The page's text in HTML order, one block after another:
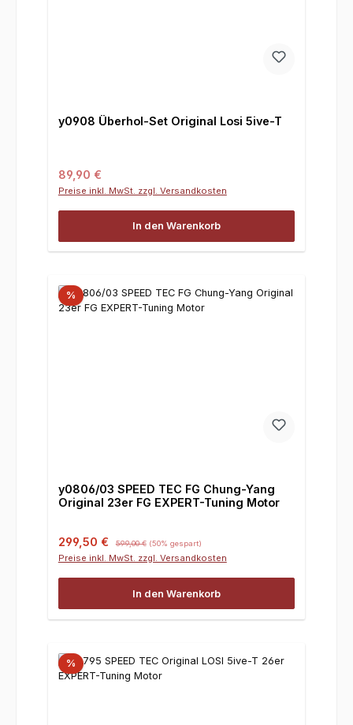
y0908 Überhol-Set Original Losi 5ive-T
Regulärer Preis:
89,90 €
Preise inkl. MwSt. zzgl. Versandkosten
In den Warenkorb
%
y0806/03 SPEED TEC FG Chung-Yang
Original 23er FG EXPERT-Tuning Motor
Verkaufspreis:
299,50 € Regulärer Preis:
599,00 € (50% gespart)
Preise inkl. MwSt. zzgl. Versandkosten
In den Warenkorb
%